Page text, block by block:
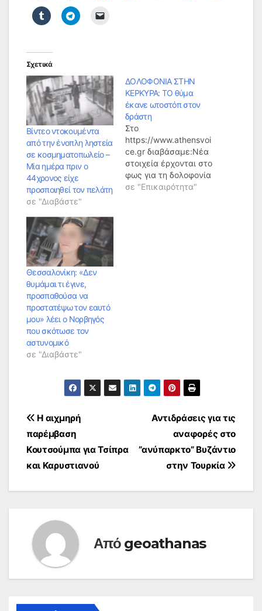
Σχετικά
Βίντεο ντοκουμέντα
από την ένοπλη ληστεία
σε κοσμηματοπωλείο –
Μία ημέρα πριν ο
44χρονος είχε
προσποιηθεί τον πελάτη
σε "Διαβάστε"
ΔΟΛΟΦΟΝΙΑ ΣΤΗΝ
ΚΕΡΚΥΡΑ: ΤΟ θύμα
έκανε ωτοστόπ στον
δράστη
Στο
https://www.athensvoi
ce.gr διαβάσαμε:Νέα
στοιχεία έρχονται στο
φως για τη δολοφονία
του 63χρονου, από
σε "Επικαιρότητα"
Θεσσαλονίκη: «Δεν
θυμάμαι τι έγινε,
προσπαθούσα να
προστατέψω τον εαυτό
μου» λέει ο Νορβηγός
που σκότωσε τον
αστυνομικό
σε "Διαβάστε"
Πλοήγηση
άρθρων
Αντιδράσεις για τις
αναφορές στο
”ανύπαρκτο” Βυζάντιο
στην Τουρκία
Η αιχμηρή
παρέμβαση
Κουτσούμπα για Τσίπρα
και Καρυστιανού
Από geoathanas